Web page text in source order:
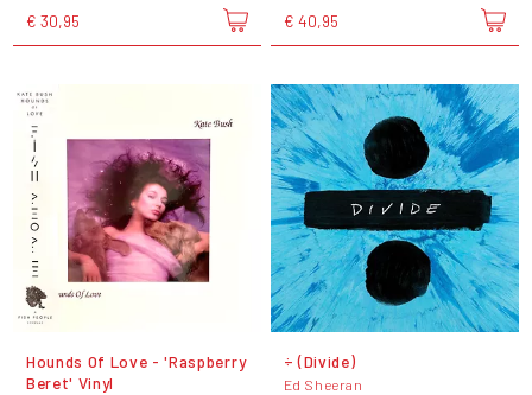
€ 30,95 € 40,95
Hounds Of Love - 'Raspberry
Beret' Vinyl
÷ (Divide)
Ed Sheeran